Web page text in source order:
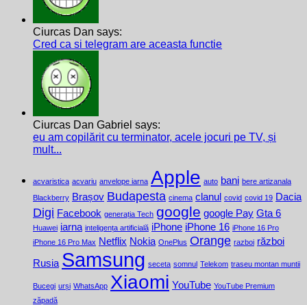
Ciurcas Dan says:
Cred ca si telegram are aceasta functie
Ciurcas Dan Gabriel says:
eu am copilărit cu terminator, acele jocuri pe TV, și
mult...
acvaristica acvariu anvelope iarna Apple auto bani bere artizanala
Blackberry Brașov Budapesta cinema clanul covid covid 19 Dacia
Digi Facebook generația Tech google google Pay Gta 6
Huawei iarna inteligența artificială iPhone iPhone 16 iPhone 16 Pro
iPhone 16 Pro Max Netflix Nokia OnePlus Orange razboi război
Rusia Samsung seceta somnul Telekom traseu montan muntii
Bucegi urși WhatsApp Xiaomi YouTube YouTube Premium
zăpadă